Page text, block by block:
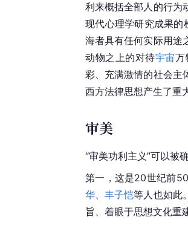
利来概括全部人的行为
现代心理学研究成果的
海者具有任何实际用途
动物之上的对待宇宙万
彩、充满激情的社会主
西方法律思想产生了重
审美
“审美功利主义”可以被
第一，这是20世纪前
华 、丰子恺等人也如此
旨、着眼于思想文化重